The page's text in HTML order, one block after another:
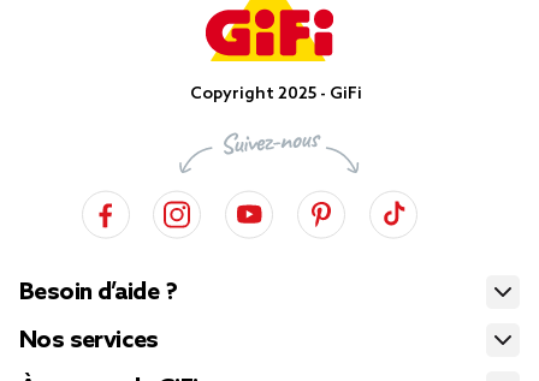
Copyright 2025 - GiFi
Besoin d’aide ?
Nos services